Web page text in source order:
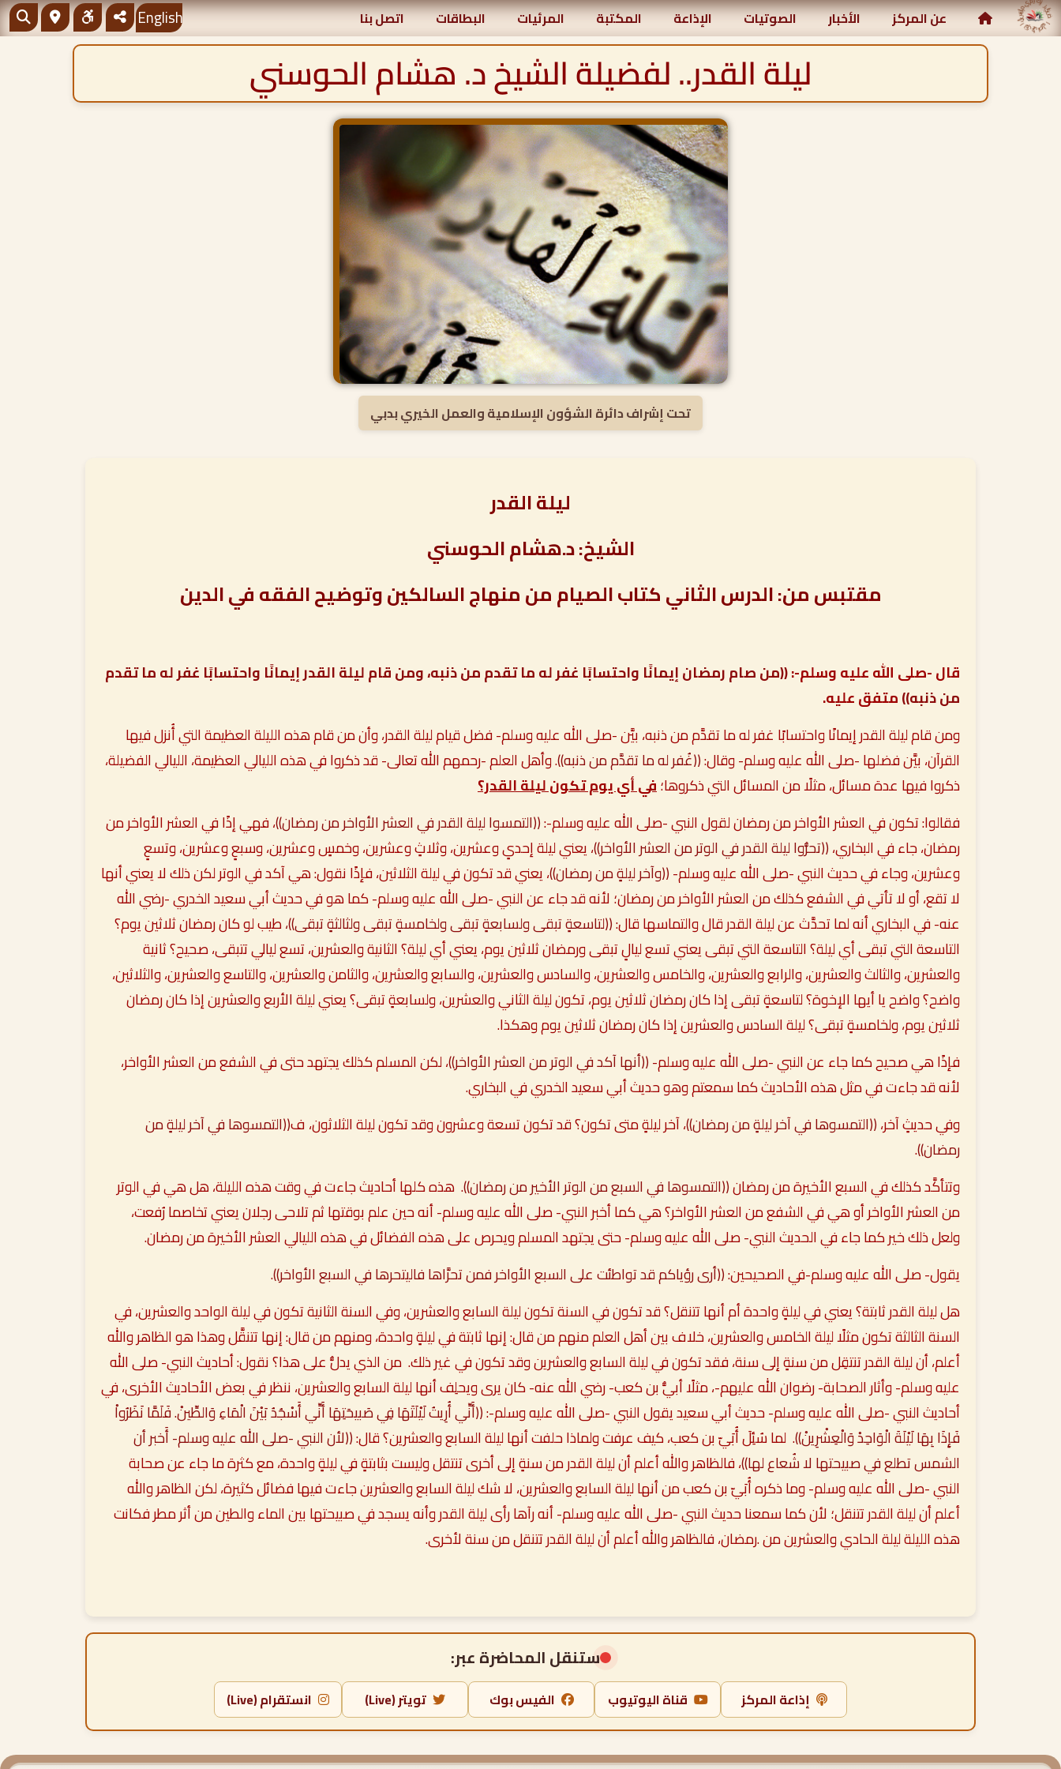
مركز رياض الصالحين الإسلامي عن المركز الأخبار الصوتيات الإذاعة المكتبة المرئيات البطاقات اتصل بنا English
ليلة القدر.. لفضيلة الشيخ د. هشام الحوسني
تحت إشراف دائرة الشؤون الإسلامية والعمل الخيري بدبي
ليلة القدر
الشيخ:د.هشام الحوسني
مقتبس من:الدرس الثاني كتاب الصيام من منهاج السالكين وتوضيح الفقه في الدين
قال -صلى الله عليه وسلم-:((من صام رمضان إيمانًا واحتسابًا غفر له ما تقدم من ذنبه، ومن قام ليلة القدر إيمانًا واحتسابًا غفر له ما تقدم
من ذنبه))متفق عليه.
ومن قام ليلة القدر إيمانًا واحتسابًا غفر له ما تقدَّم من ذنبه، بيَّن -صلى الله عليه وسلم- فضل قيام ليلة القدر، وأن من قام هذه الليلة العظيمة التي أُنزل فيها
القرآن، بيَّن فضلها -صلى الله عليه وسلم- وقال:((غُفر له ما تقدَّم من ذنبه)). وأهل العلم -رحمهم الله تعالى- قد ذكروا في هذه الليالي العظيمة، الليالي الفضيلة،
ذكروا فيها عدة مسائل، مثلًا من المسائل التي ذكروها؛في أي يوم تكون ليلة القدر؟
فقالوا: تكون في العشر الأواخر من رمضان لقول النبي -صلى الله عليه وسلم-:((التمسوا ليلة القدر في العشر الأواخر من رمضان))، فهي إذًا في العشر الأواخر من
رمضان، جاء في البخاري،((تحرُّوا ليلة القدر في الوتر من العشر الأواخر))، يعني ليلة إحدىٍ وعشرين، وثلاثٍ وعشرين، وخمسٍ وعشرين، وسبعٍ وعشرين، وتسعٍ
وعشرين، وجاء في حديث النبي -صلى الله عليه وسلم-((وآخر ليلةٍ من رمضان))، يعني قد تكون في ليلة الثلاثين، فإذًا نقول: هي آكد في الوتر لكن ذلك لا يعني أنها
لا تقع، أو لا تأتي في الشفع كذلك من العشر الأواخر من رمضان؛ لأنه قد جاء عن النبي -صلى الله عليه وسلم- كما هو في حديث أبي سعيد الخدري -رضي الله
عنه- في البخاري أنه لما تحدَّث عن ليلة القدر قال والتماسها قال:((لتاسعةٍ تبقى ولسابعةٍ تبقى ولخامسةٍ تبقى ولثالثةٍ تبقى))،طيب لو كان رمضان ثلاثين يوم؟
التاسعة التي تبقى أي ليلة؟ التاسعة التي تبقى يعني تسع ليالٍ تبقى ورمضان ثلاثين يوم، يعني أي ليلة؟ الثانية والعشرين، تسع ليالي تتبقى، صحيح؟ ثانية
والعشرين، والثالث والعشرين، والرابع والعشرين، والخامس والعشرين، والسادس والعشرين، والسابع والعشرين، والثامن والعشرين، والتاسع والعشرين، والثلاثين،
واضح؟ واضح يا أيها الإخوة؟ لتاسعةٍ تبقى إذا كان رمضان ثلاثين يوم، تكون ليلة الثاني والعشرين، ولسابعةٍ تبقى؟ يعني ليلة الأربع والعشرين إذا كان رمضان
ثلاثين يوم، ولخامسةٍ تبقى؟ ليلة السادس والعشرين إذا كان رمضان ثلاثين يوم وهكذا.
فإذًا هي صحيح كما جاء عن النبي -صلى الله عليه وسلم-((أنها آكد في الوتر من العشر الأواخر))، لكن المسلم كذلك يجتهد حتى في الشفع من العشر الأواخر،
لأنه قد جاءت في مثل هذه الأحاديث كما سمعتم وهو حديث أبي سعيد الخدري في البخاري.
وفي حديثٍ آخر،((التمسوها في آخر ليلةٍ من رمضان))، آخر ليلةٍ متى تكون؟ قد تكون تسعة وعشرون وقد تكون ليلة الثلاثون، ف((التمسوها في آخر ليلةٍ من
رمضان)).
وتتأكَّد كذلك في السبع الأخيرة من رمضان((التمسوها في السبع من الوتر الأخير من رمضان)). هذه كلها أحاديث جاءت في وقت هذه الليلة، هل هي في الوتر
من العشر الأواخر أو هي في الشفع من العشر الأواخر؟ هي كما أخبر النبي- صلى الله عليه وسلم- أنه حين علم بوقتها ثم تلاحى رجلان يعني تخاصما رُفعت،
ولعل ذلك خير كما جاء في الحديث النبي- صلى الله عليه وسلم- حتى يجتهد المسلم ويحرص على هذه الفضائل في هذه الليالي العشر الأخيرة من رمضان.
يقول- صلى الله عليه وسلم-في الصحيحين:((أرى رؤياكم قد تواطئت على السبع الأواخر فمن تحرَّاها فاليتحرها في السبع الأواخر)).
هل ليلة القدر ثابتة؟ يعني في ليلةٍ واحدة أم أنها تتنقل؟ قد تكون في السنة تكون ليلة السابع والعشرين، وفي السنة الثانية تكون في ليلة الواحد والعشرين، في
السنة الثالثة تكون مثلًا ليلة الخامس والعشرين، خلاف بين أهل العلم منهم من قال: إنها ثابتة في ليلةٍ واحدة، ومنهم من قال: إنها تتنقَّل وهذا هو الظاهر والله
أعلم، أن ليلة القدر تنتقِل من سنةٍ إلى سنة، فقد تكون في ليلة السابع والعشرين وقد تكون في غير ذلك. من الذي يدلُّ على هذا؟ نقول: أحاديث النبي- صلى الله
عليه وسلم- وأثار الصحابة- رضوان الله عليهم-، مثلًا أبيُّ بن كعب- رضي الله عنه- كان يرى ويحلِف أنها ليلة السابع والعشرين، ننظر في بعض الأحاديث الأخرى، في
أحاديث النبي -صلى الله عليه وسلم- حديث أبي سعيد يقول النبي -صلى الله عليه وسلم-:((أَنِّي أُرِيتُ لَيْلَتَهَا فِي صَبيحَتِهَا أَنِّي أَسْجُدُ بَيْنَ الْمَاءِ وَالطِّينْ. فَلَمَّا نَظَرُواْ
فَإِذَا بِهَا لَيْلَةَ الْوَاحِدْ وَالْعِشْرِينْ)). لما سُئِلَ أُبَيّ بن كعب، كيف عرفت ولماذا حلفت أنها ليلة السابع والعشرين؟ قال:((لأن النبي -صلى الله عليه وسلم- أَخبر أن
الشمس تطلع في صبيحتها لا شُعاع لها))، فالظاهر والله أعلم أن ليلة القدر من سنةٍ إلى أخرى تنتقل وليست بثابتةٍ في ليلةٍ واحدة، مع كثرة ما جاء عن صحابة
النبي -صلى الله عليه وسلم- وما ذكره أُبَيّ بن كعب من أنها ليلة السابع والعشرين، لا شك ليلة السابع والعشرين جاءت فيها فضائل كثيرة، لكن الظاهر والله
أعلم أن ليلة القدر تتنقل؛ لأن كما سمعنا حديث النبي -صلى الله عليه وسلم- أنه رآها رأى ليلة القدر وأنه يسجد في صبيحتها بين الماء والطين من أثر مطر فكانت
هذه الليلة ليلة الحادي والعشرين من .رمضان، فالظاهر والله أعلم أن ليلة القدر تتنقل من سنة لأخرى.
ستنقل المحاضرة عبر:
إذاعة المركز قناة اليوتيوب الفيس بوك تويتر (Live) انستقرام (Live)